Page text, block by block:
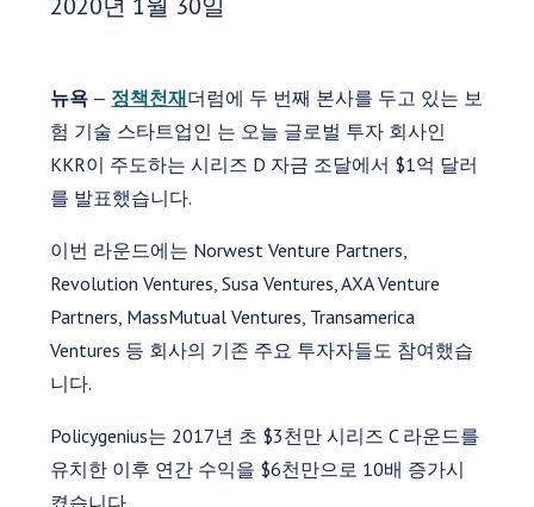
뉴욕 — 정책천재더럼에 두 번째 본사를 두고 있는 보
험 기술 스타트업인 는 오늘 글로벌 투자 회사인
KKR이 주도하는 시리즈 D 자금 조달에서 $1억 달러
를 발표했습니다.
이번 라운드에는 Norwest Venture Partners,
Revolution Ventures, Susa Ventures, AXA Venture
Partners, MassMutual Ventures, Transamerica
Ventures 등 회사의 기존 주요 투자자들도 참여했습
니다.
Policygenius는 2017년 초 $3천만 시리즈 C 라운드를
유치한 이후 연간 수익을 $6천만으로 10배 증가시
켰습니다.